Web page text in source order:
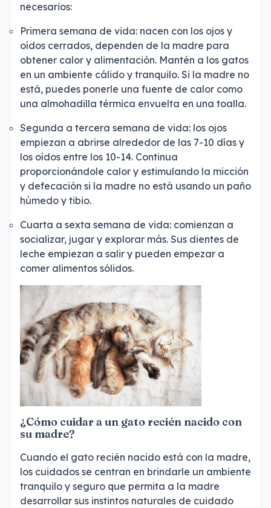
necesarios:
Primera semana de vida: nacen con los ojos y
oídos cerrados, dependen de la madre para
obtener calor y alimentación. Mantén a los gatos
en un ambiente cálido y tranquilo. Si la madre no
está, puedes ponerle una fuente de calor como
una almohadilla térmica envuelta en una toalla.
Segunda a tercera semana de vida: los ojos
empiezan a abrirse alrededor de las 7-10 días y
los oídos entre los 10-14. Continua
proporcionándole calor y estimulando la micción
y defecación si la madre no está usando un paño
húmedo y tibio.
Cuarta a sexta semana de vida: comienzan a
socializar, jugar y explorar más. Sus dientes de
leche empiezan a salir y pueden empezar a
comer alimentos sólidos.
¿Cómo cuidar a un gato recién nacido con
su madre?
Cuando el gato recién nacido está con la madre,
los cuidados se centran en brindarle un ambiente
tranquilo y seguro que permita a la madre
desarrollar sus instintos naturales de cuidado